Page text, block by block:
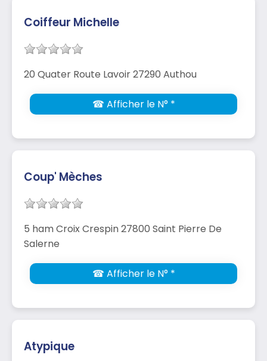
Coiffeur Michelle
20 Quater Route Lavoir 27290 Authou
☎ Afficher le N° *
Coup' Mèches
5 ham Croix Crespin 27800 Saint Pierre De
Salerne
☎ Afficher le N° *
Atypique